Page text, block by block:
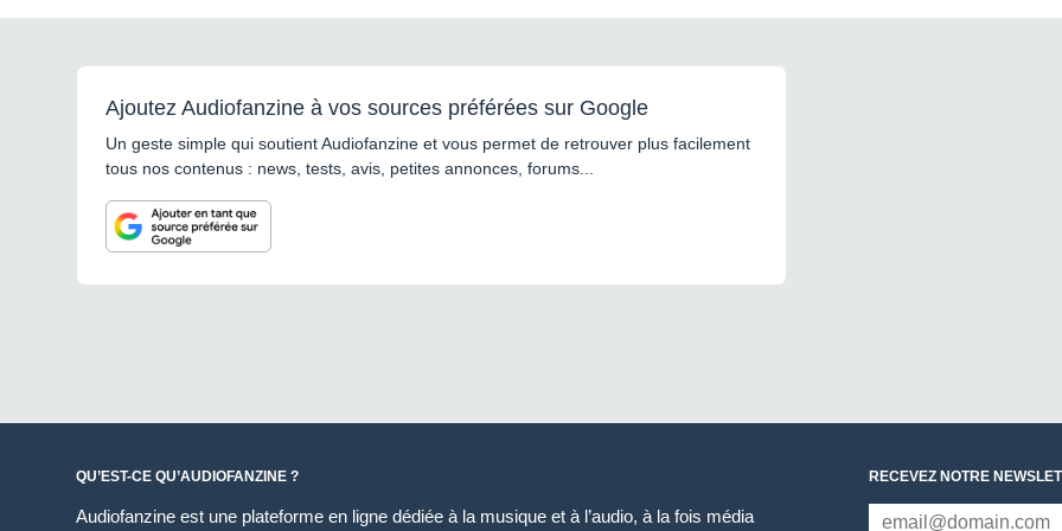
Ajoutez Audiofanzine à vos sources préférées sur Google
Un geste simple qui soutient Audiofanzine et vous permet de retrouver plus facilement
tous nos contenus : news, tests, avis, petites annonces, forums...
QU’EST-CE QU’AUDIOFANZINE ?
Audiofanzine est une plateforme en ligne dédiée à la musique et à l’audio, à la fois média
RECEVEZ NOTRE